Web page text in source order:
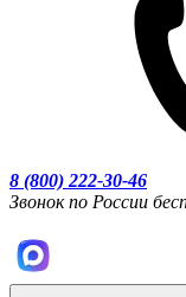
8 (800) 222-30-46
Звонок по России